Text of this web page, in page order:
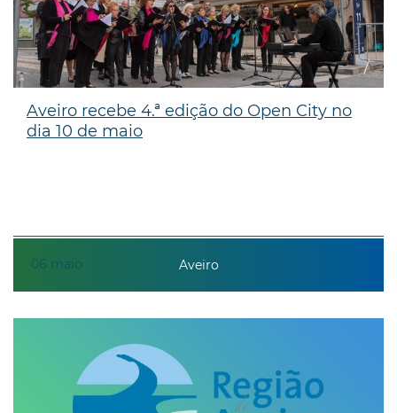
06 maio
Aveiro recebe 4.ª edição do Open City no
dia 10 de maio
Aveiro